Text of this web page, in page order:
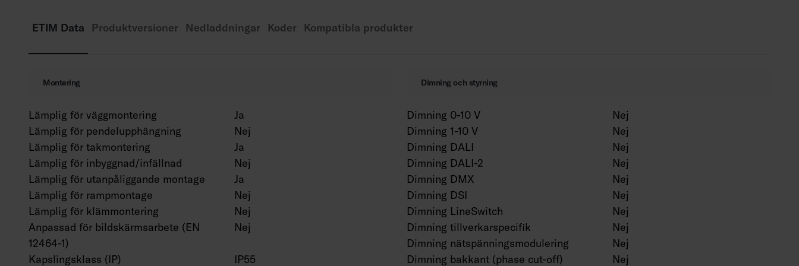
ETIM Data Produktversioner Nedladdningar Koder Kompatibla produkter
Montering
Lämplig för väggmontering
Ja
Lämplig för pendelupphängning
Nej
Lämplig för takmontering
Ja
Lämplig för inbyggnad/infällnad
Nej
Lämplig för utanpåliggande montage
Ja
Lämplig för rampmontage
Nej
Lämplig för klämmontering
Nej
Anpassad för bildskärmsarbete (EN
12464-1)
Nej
Kapslingsklass (IP)
IP55
Dimning och styrning
Dimning 0-10 V
Nej
Dimning 1-10 V
Nej
Dimning DALI
Nej
Dimning DALI-2
Nej
Dimning DMX
Nej
Dimning DSI
Nej
Dimning LineSwitch
Nej
Dimning tillverkarspecifik
Nej
Dimning nätspänningsmodulering
Nej
Dimning bakkant (phase cut-off)
Nej